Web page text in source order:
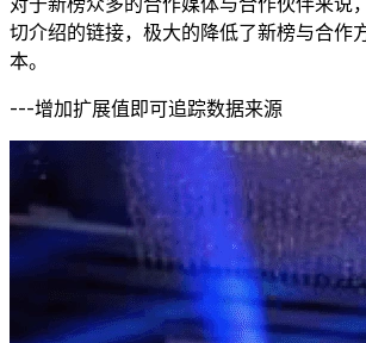
切介绍的链接，极大的降低了新榜与合作
本。
---增加扩展值即可追踪数据来源